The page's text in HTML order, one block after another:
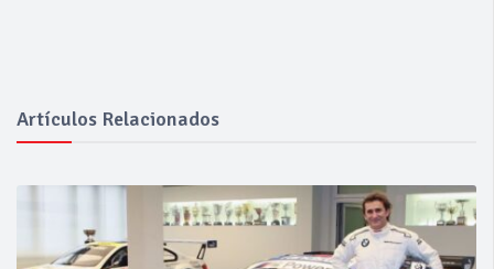
Artículos Relacionados